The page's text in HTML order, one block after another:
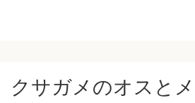
クサガメのオスと